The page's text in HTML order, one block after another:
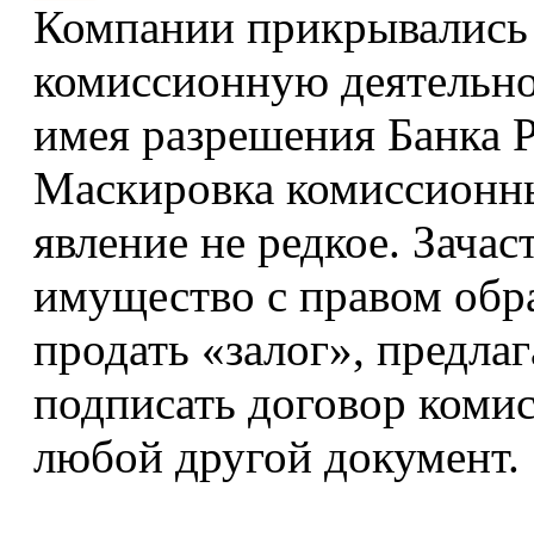
Компании
комиссионную
имея разрешения Банка
Маскировка
явление не редкое.
имущество с правом
продать «залог»,
подписать договор
любой другой документ.